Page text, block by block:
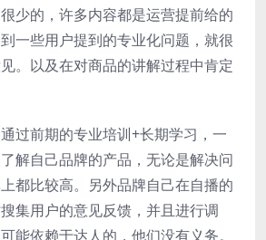
少的，许多内容都是运营提前给的
一些用户提到的专业化问题，就很
。以及在对商品的讲解过程中肯定
过前期的专业培训+长期学习，一
解自己品牌的产品，无论是解决问
都比较高。另外品牌自己在自播的
集用户的意见反馈，并且进行调
能依赖于达人的，他们没有义务。